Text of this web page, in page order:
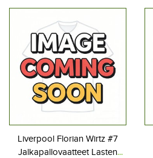
housut)
Liverpool Florian Wirtz #7
Jalkapallovaatteet Lasten